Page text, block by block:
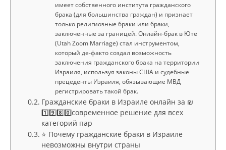
имеет собственного института гражданского
брака (для большинства граждан) и признает
только религиозные браки или браки,
заключенные за границей. Онлайн-брак в Юте
(Utah Zoom Marriage) стал инструментом,
который де-факто создал возможность
заключения гражданского брака на территории
Израиля, используя законы США и судебные
прецеденты Израиля, обязывающие МВД
регистрировать такой брак.
Гражданские браки в Израиле онлайн за ₪
1️⃣9️⃣8️⃣0️⃣современное решение для всех
категорий пар
⭐ Почему гражданские браки в Израиле
невозможны внутри страны